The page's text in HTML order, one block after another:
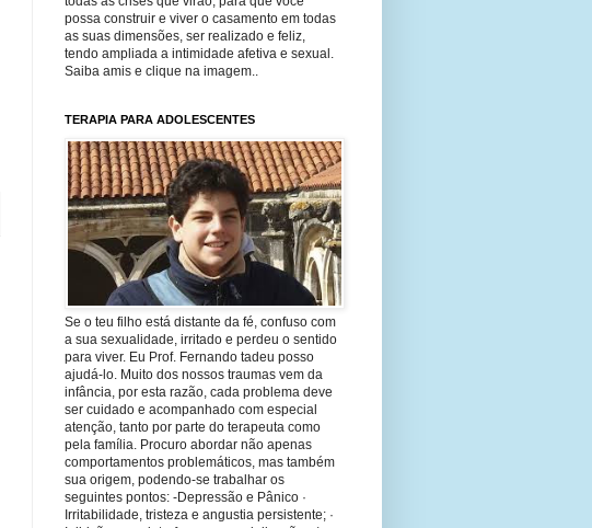
possa construir e viver o casamento em todas
as suas dimensões, ser realizado e feliz,
tendo ampliada a intimidade afetiva e sexual.
Saiba amis e clique na imagem..
TERAPIA PARA ADOLESCENTES
Se o teu filho está distante da fé, confuso com
a sua sexualidade, irritado e perdeu o sentido
para viver. Eu Prof. Fernando tadeu posso
ajudá-lo. Muito dos nossos traumas vem da
infância, por esta razão, cada problema deve
ser cuidado e acompanhado com especial
atenção, tanto por parte do terapeuta como
pela família. Procuro abordar não apenas
comportamentos problemáticos, mas também
sua origem, podendo-se trabalhar os
seguintes pontos: -Depressão e Pânico ·
Irritabilidade, tristeza e angustia persistente; ·